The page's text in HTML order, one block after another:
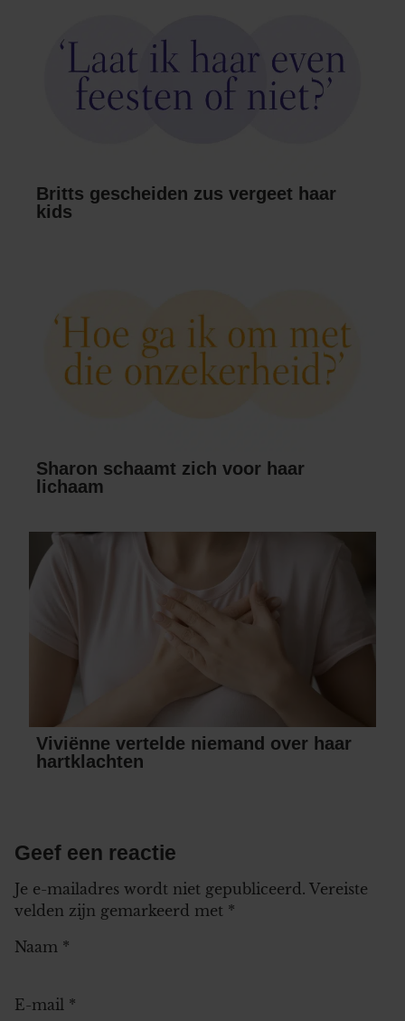
Britts gescheiden zus vergeet haar
kids
Sharon schaamt zich voor haar
lichaam
Viviënne vertelde niemand over haar
hartklachten
Geef een reactie
Je e-mailadres wordt niet gepubliceerd. Vereiste
velden zijn gemarkeerd met *
Naam *
E-mail *